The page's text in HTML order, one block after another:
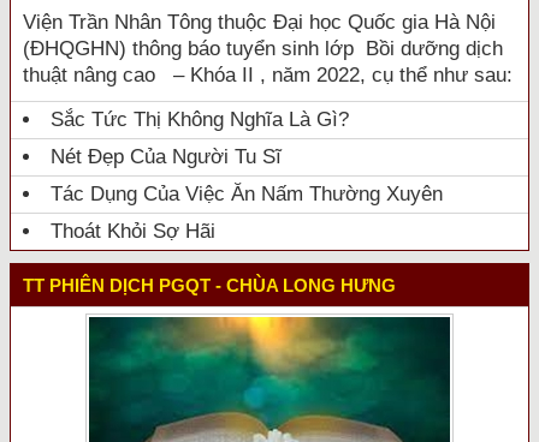
Viện Trần Nhân Tông thuộc Đại học Quốc gia Hà Nội
(ĐHQGHN) thông báo tuyển sinh lớp Bồi dưỡng dịch
thuật nâng cao – Khóa II , năm 2022, cụ thể như sau:
Sắc Tức Thị Không Nghĩa Là Gì?
Nét Đẹp Của Người Tu Sĩ
Tác Dụng Của Việc Ăn Nấm Thường Xuyên
Thoát Khỏi Sợ Hãi
TT PHIÊN DỊCH PGQT - CHÙA LONG HƯNG